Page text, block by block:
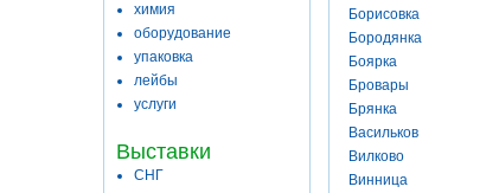
химия
оборудование
упаковка
лейбы
услуги
Выставки
СНГ
Борисовка
Бородянка
Боярка
Бровары
Брянка
Васильков
Вилково
Винница